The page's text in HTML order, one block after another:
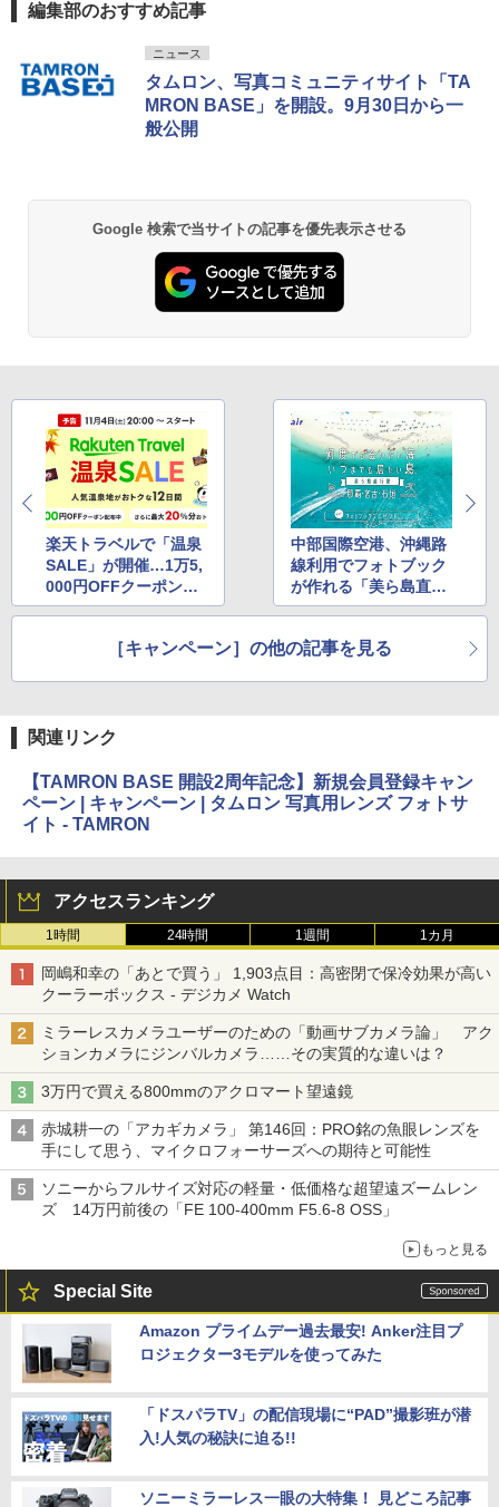
編集部のおすすめ記事
ニュース
タムロン、写真コミュニティサイト「TA
MRON BASE」を開設。9月30日から一
般公開
Google 検索で当サイトの記事を優先表示させる
楽天トラベルで「温泉
SALE」が開催…1万5,
000円OFFクーポン、
最大20％OFFプランな
中部国際空港、沖縄路
線利用でフォトブック
が作れる「美ら島直行
便」
［キャンペーン］の他の記事を見る
関連リンク
【TAMRON BASE 開設2周年記念】新規会員登録キャン
ペーン | キャンペーン | タムロン 写真用レンズ フォトサ
イト - TAMRON
アクセスランキング
1時間 24時間 1週間 1カ月
岡嶋和幸の「あとで買う」 1,903点目：高密閉で保冷効果が高い
クーラーボックス - デジカメ Watch
ミラーレスカメラユーザーのための「動画サブカメラ論」 アク
ションカメラにジンバルカメラ……その実質的な違いは？
3万円で買える800mmのアクロマート望遠鏡
赤城耕一の「アカギカメラ」 第146回：PRO銘の魚眼レンズを
手にして思う、マイクロフォーサーズへの期待と可能性
ソニーからフルサイズ対応の軽量・低価格な超望遠ズームレン
ズ 14万円前後の「FE 100-400mm F5.6-8 OSS」
もっと見る
Special Site
Amazon プライムデー過去最安! Anker注目プ
ロジェクター3モデルを使ってみた
「ドスパラTV」の配信現場に“PAD”撮影班が潜
入!人気の秘訣に迫る!!
ソニーミラーレス一眼の大特集！ 見どころ記事